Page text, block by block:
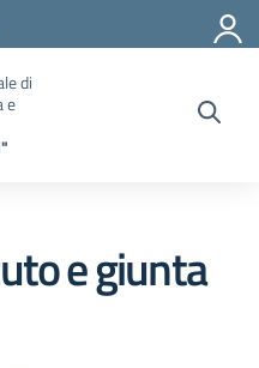
di
e
e giunta